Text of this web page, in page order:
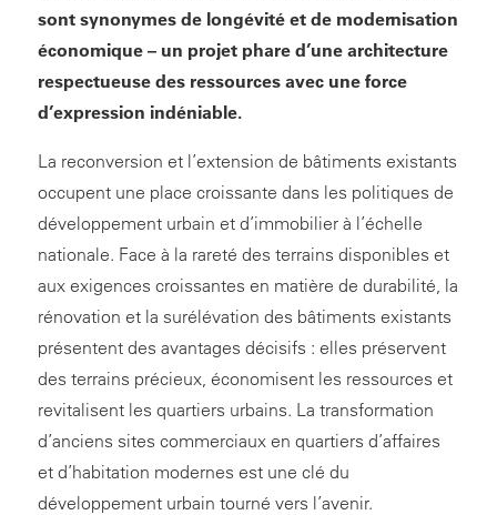
sont synonymes de longévité et de modernisation
économique – un projet phare d’une architecture
respectueuse des ressources avec une force
d’expression indéniable.
La reconversion et l’extension de bâtiments existants
occupent une place croissante dans les politiques de
développement urbain et d’immobilier à l’échelle
nationale. Face à la rareté des terrains disponibles et
aux exigences croissantes en matière de durabilité, la
rénovation et la surélévation des bâtiments existants
présentent des avantages décisifs : elles préservent
des terrains précieux, économisent les ressources et
revitalisent les quartiers urbains. La transformation
d’anciens sites commerciaux en quartiers d’affaires
et d’habitation modernes est une clé du
développement urbain tourné vers l’avenir.